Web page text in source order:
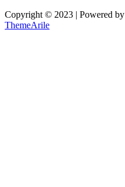
Copyright © 2023 | Powered by
ThemeArile